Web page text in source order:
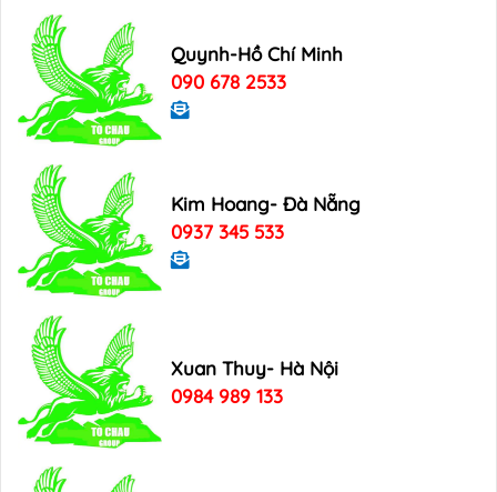
Quynh-Hồ Chí Minh
090 678 2533
Kim Hoang- Đà Nẵng
0937 345 533
Xuan Thuy- Hà Nội
0984 989 133